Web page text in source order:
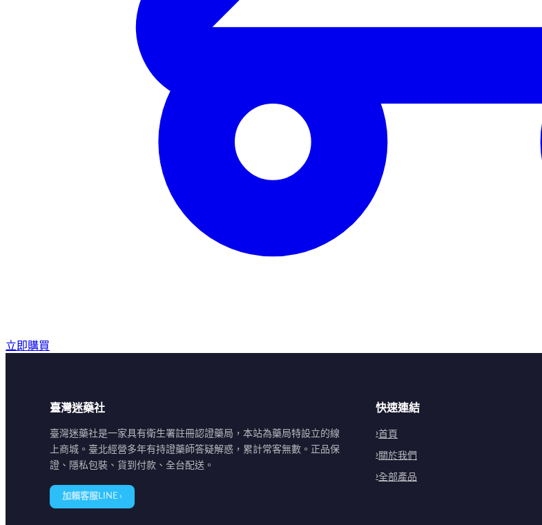
立即購買
臺灣迷藥社
臺灣迷藥社是一家具有衛生署註冊認證藥局，本站為藥局特設立的線
上商城。臺北經營多年有持證藥師答疑解惑，累計常客無數。正品保
證、隱私包裝、貨到付款、全台配送。
加賴客服LINE ›
快速連結
首頁
關於我們
全部產品